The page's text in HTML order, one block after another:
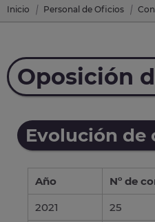
Inicio Personal de Oficios
Oposición
Evolución de
Año Nº de
2021
25